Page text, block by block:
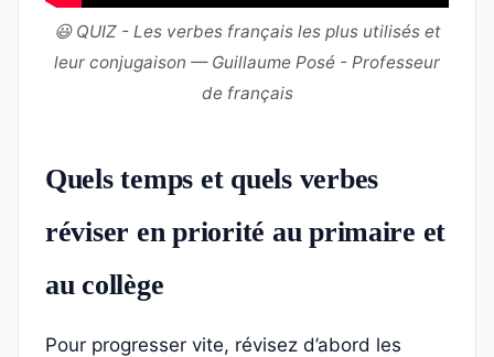
😃 QUIZ - Les verbes français les plus utilisés et
leur conjugaison — Guillaume Posé - Professeur
de français
Quels temps et quels verbes
réviser en priorité au primaire et
au collège
Pour progresser vite, révisez d’abord les